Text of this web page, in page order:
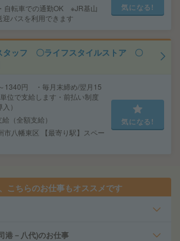
自転車での通勤OK ※JR基山
バスを利用できます
気になる!
タッフ 〇ライフスタイルストア 〇
1340円 ・毎月末締め/翌月15
位で支給します・前払い制度
）
（全額支給）
市八幡東区 【最寄り駅】スペー
気になる!
こちらのお仕事もオススメです
港－八代)のお仕事